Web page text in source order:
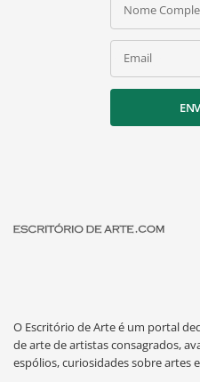
Nome
Email
O Escritório de Arte é um portal
de arte de artistas consagrados,
espólios, curiosidades sobre artes